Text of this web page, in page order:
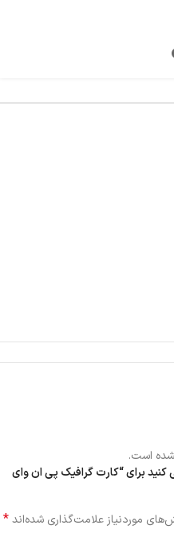
است.
کنید برای “کارت گرافیک پی ان وای
موردنیاز علامت‌گذاری شده‌اند*